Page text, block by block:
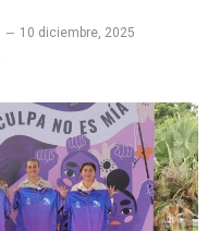
10 diciembre, 2025